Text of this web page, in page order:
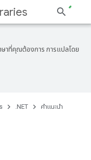
ษาที่คุณต้องการ การแปลโดย
.NET คำแนะนำ